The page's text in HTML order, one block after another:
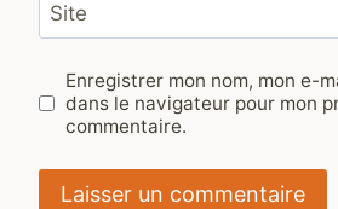
Site
Enregistrer mon nom, mon e-
dans le navigateur pour mon
commentaire.